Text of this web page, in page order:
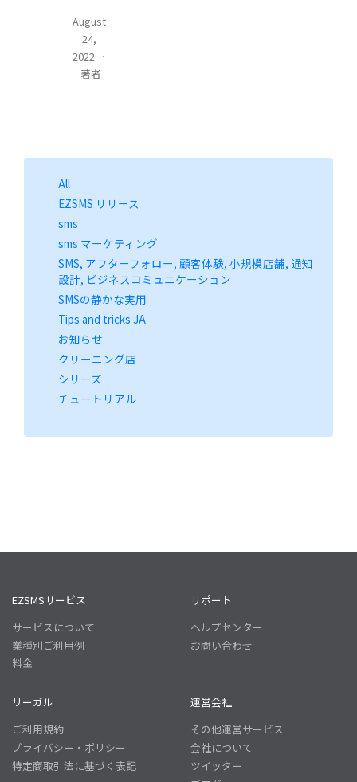
August
24,
2022 ·
著者
All
EZSMS リリース
sms
sms マーケティング
SMS, アフターフォロー, 顧客体験, 小規模店舗, 通知
設計, ビジネスコミュニケーション
SMSの静かな実用
Tips and tricks JA
お知らせ
クリーニング店
シリーズ
チュートリアル
EZSMSサービス
サービスについて
業種別ご利用例
料金
サポート
ヘルプセンター
お問い合わせ
リーガル
ご利用規約
プライバシー・ポリシー
特定商取引法に基づく表記
運営会社
その他運営サービス
会社について
ツイッター